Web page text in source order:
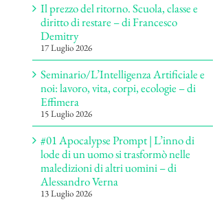
Il prezzo del ritorno. Scuola, classe e
diritto di restare – di Francesco
Demitry
17 Luglio 2026
Seminario/L’Intelligenza Artificiale e
noi: lavoro, vita, corpi, ecologie – di
Effimera
15 Luglio 2026
#01 Apocalypse Prompt | L’inno di
lode di un uomo si trasformò nelle
maledizioni di altri uomini – di
Alessandro Verna
13 Luglio 2026